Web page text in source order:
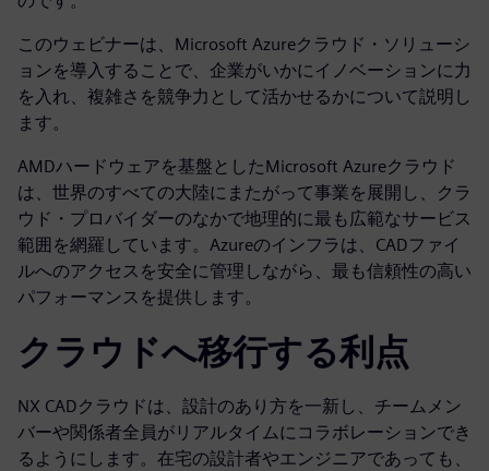
このウェビナーは、Microsoft Azureクラウド・ソリューシ
ョンを導入することで、企業がいかにイノベーションに力
を入れ、複雑さを競争力として活かせるかについて説明し
ます。
AMDハードウェアを基盤としたMicrosoft Azureクラウド
は、世界のすべての大陸にまたがって事業を展開し、クラ
ウド・プロバイダーのなかで地理的に最も広範なサービス
範囲を網羅しています。Azureのインフラは、CADファイ
ルへのアクセスを安全に管理しながら、最も信頼性の高い
パフォーマンスを提供します。
クラウドへ移行する利点
NX CADクラウドは、設計のあり方を一新し、チームメン
バーや関係者全員がリアルタイムにコラボレーションでき
るようにします。在宅の設計者やエンジニアであっても、